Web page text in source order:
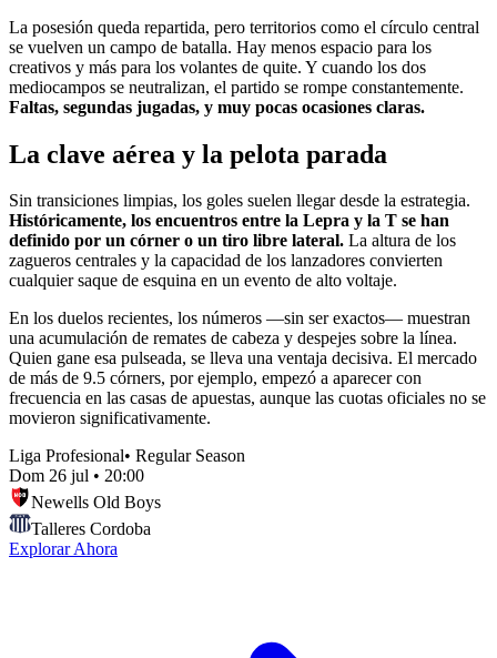
La posesión queda repartida, pero territorios como el círculo central
se vuelven un campo de batalla. Hay menos espacio para los
creativos y más para los volantes de quite. Y cuando los dos
mediocampos se neutralizan, el partido se rompe constantemente.
Faltas, segundas jugadas, y muy pocas ocasiones claras.
La clave aérea y la pelota parada
Sin transiciones limpias, los goles suelen llegar desde la estrategia.
Históricamente, los encuentros entre la Lepra y la T se han
definido por un córner o un tiro libre lateral. La altura de los
zagueros centrales y la capacidad de los lanzadores convierten
cualquier saque de esquina en un evento de alto voltaje.
En los duelos recientes, los números —sin ser exactos— muestran
una acumulación de remates de cabeza y despejes sobre la línea.
Quien gane esa pulseada, se lleva una ventaja decisiva. El mercado
de más de 9.5 córners, por ejemplo, empezó a aparecer con
frecuencia en las casas de apuestas, aunque las cuotas oficiales no se
movieron significativamente.
Liga Profesional• Regular Season
Dom 26 jul • 20:00
Newells Old Boys
Talleres Cordoba
Explorar Ahora